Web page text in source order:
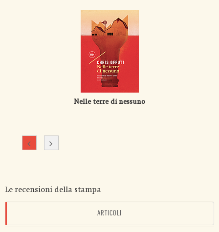
Nelle terre di nessuno
Le recensioni della stampa
ARTICOLI